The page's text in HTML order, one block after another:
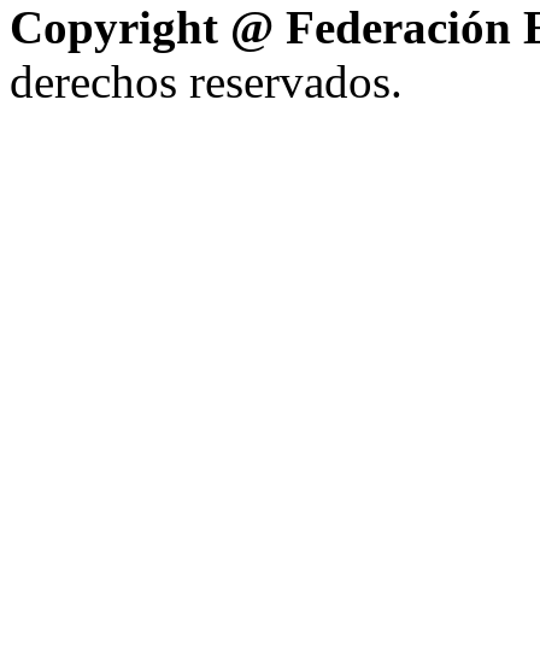
Copyright @ Federación
derechos reservados.